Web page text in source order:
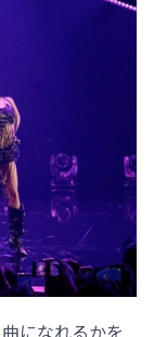
になれるかを